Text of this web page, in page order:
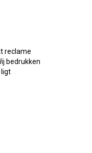
reclame
bedrukken
ligt